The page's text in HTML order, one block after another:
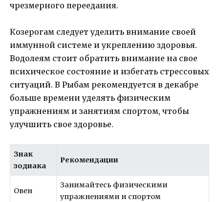
чрезмерного переедания.
Козерогам следует уделить внимание своей
иммунной системе и укреплению здоровья.
Водолеям стоит обратить внимание на свое
психическое состояние и избегать стрессовых
ситуаций. В Рыбам рекомендуется в декабре
больше времени уделять физическим
упражнениям и занятиям спортом, чтобы
улучшить свое здоровье.
Знак
зодиака
Рекомендации
Овен
Занимайтесь физическими
упражнениями и спортом